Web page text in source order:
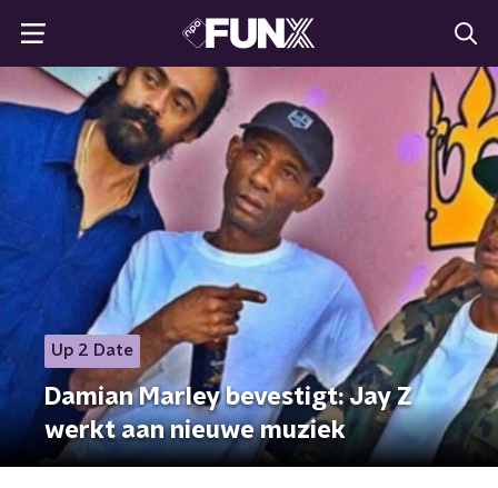
Up 2 Date
Damian Marley bevestigt: Jay Z
werkt aan nieuwe muziek